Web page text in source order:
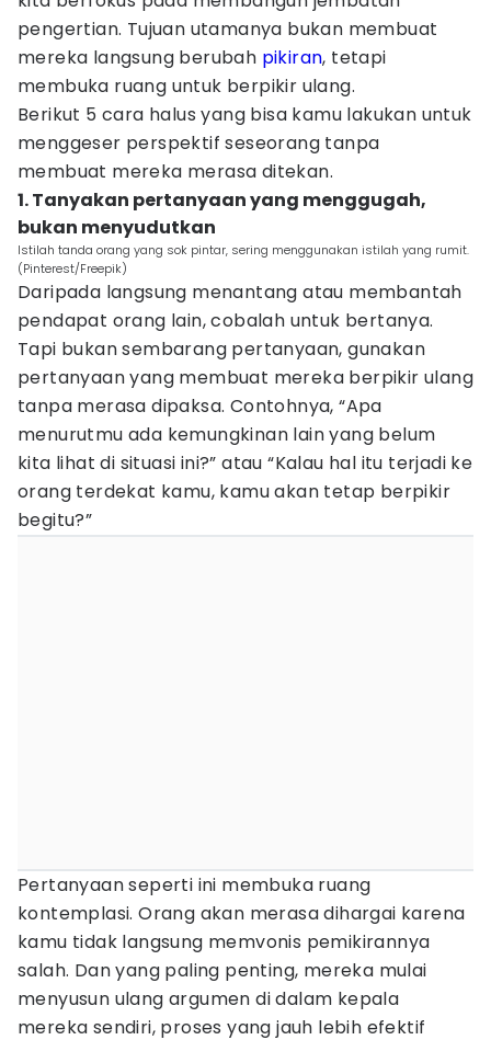
pengertian. Tujuan utamanya bukan membuat
mereka langsung berubah pikiran, tetapi
membuka ruang untuk berpikir ulang.
Berikut 5 cara halus yang bisa kamu lakukan untuk
menggeser perspektif seseorang tanpa
membuat mereka merasa ditekan.
1. Tanyakan pertanyaan yang menggugah,
bukan menyudutkan
Istilah tanda orang yang sok pintar, sering menggunakan istilah yang rumit.
(Pinterest/Freepik)
Daripada langsung menantang atau membantah
pendapat orang lain, cobalah untuk bertanya.
Tapi bukan sembarang pertanyaan, gunakan
pertanyaan yang membuat mereka berpikir ulang
tanpa merasa dipaksa. Contohnya, “Apa
menurutmu ada kemungkinan lain yang belum
kita lihat di situasi ini?” atau “Kalau hal itu terjadi ke
orang terdekat kamu, kamu akan tetap berpikir
begitu?”
Pertanyaan seperti ini membuka ruang
kontemplasi. Orang akan merasa dihargai karena
kamu tidak langsung memvonis pemikirannya
salah. Dan yang paling penting, mereka mulai
menyusun ulang argumen di dalam kepala
mereka sendiri, proses yang jauh lebih efektif